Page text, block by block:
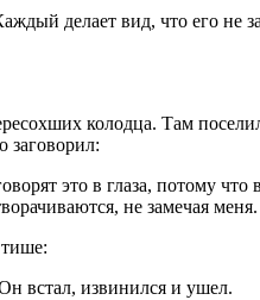
делает вид, что его не
колодца. Там
заговорил:
это в глаза, потому
не замечая
встал, извинился и ушел.